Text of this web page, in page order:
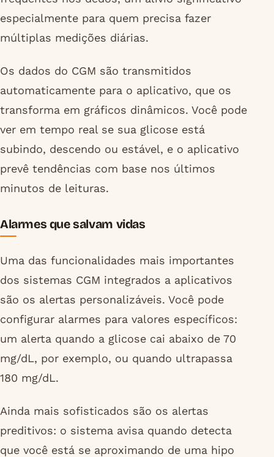
especialmente para quem precisa fazer
múltiplas medições diárias.
Os dados do CGM são transmitidos
automaticamente para o aplicativo, que os
transforma em gráficos dinâmicos. Você pode
ver em tempo real se sua glicose está
subindo, descendo ou estável, e o aplicativo
prevê tendências com base nos últimos
minutos de leituras.
Alarmes que salvam vidas
Uma das funcionalidades mais importantes
dos sistemas CGM integrados a aplicativos
são os alertas personalizáveis. Você pode
configurar alarmes para valores específicos:
um alerta quando a glicose cai abaixo de 70
mg/dL, por exemplo, ou quando ultrapassa
180 mg/dL.
Ainda mais sofisticados são os alertas
preditivos: o sistema avisa quando detecta
que você está se aproximando de uma hipo